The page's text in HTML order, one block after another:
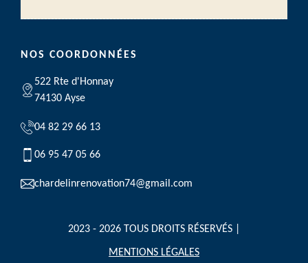
NOS COORDONNÉES
522 Rte d'Honnay
74130 Ayse
04 82 29 66 13
06 95 47 05 66
chardelinrenovation74@gmail.com
2023 - 2026 TOUS DROITS RÉSERVÉS |
MENTIONS LÉGALES